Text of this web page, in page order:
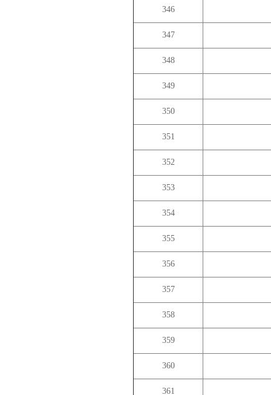
346
347
348
349
350
351
352
353
354
355
356
357
358
359
360
361